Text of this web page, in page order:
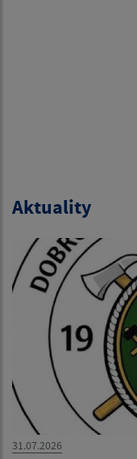
Aktuality
31.07.2026